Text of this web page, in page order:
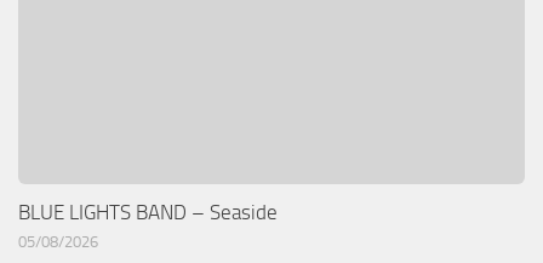
BLUE LIGHTS BAND – Seaside
05/08/2026